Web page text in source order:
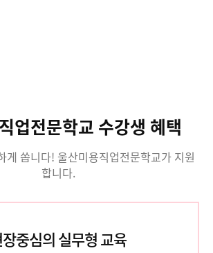
업전문학교 수강생 혜택
게 쏩니다! 울산미용직업전문학교가 지원
합니다.
중심의 실무형 교육